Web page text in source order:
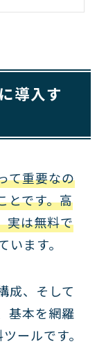
導入す
て重要なの
とです。高
実は無料で
います。
成、そして
基本を網羅
ールです。